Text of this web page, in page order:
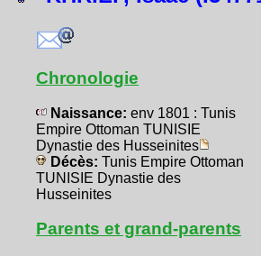
Chronologie
Naissance: env 1801 : Tunis
Empire Ottoman TUNISIE
Dynastie des Husseinites
Décès: Tunis Empire Ottoman
TUNISIE Dynastie des
Husseinites
Parents et grand-parents